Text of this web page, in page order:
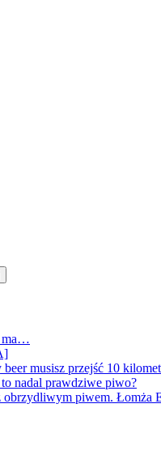
ma…
musisz przejść 10
nadal prawdziwe piwo?
obrzydliwym piwem. Łomża